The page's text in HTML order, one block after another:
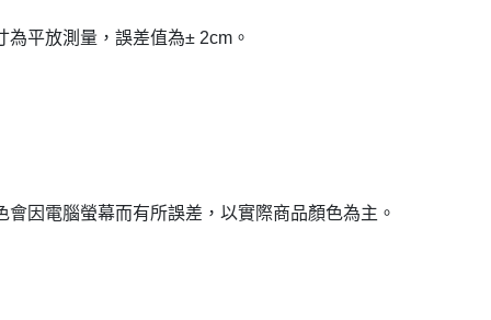
平放測量，誤差值為± 2cm。
因電腦螢幕而有所誤差，以實際商品顏色為主。